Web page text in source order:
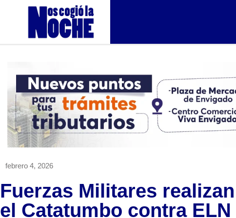
febrero 4, 2026
Fuerzas Militares
el Catatumbo contra ELN